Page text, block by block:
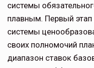
системы
плавным. Первый
системы
своих полномочий
диапазон ставок